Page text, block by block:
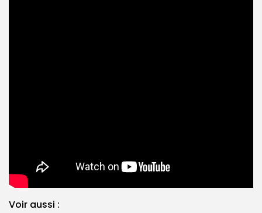
Voir aussi :